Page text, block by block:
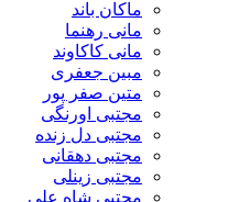
ماکان باند
مانی رهنما
مانی کاکاوند
مبین جعفری
متین صفر پور
مجتبی اورنگی
مجتبی دل زنده
مجتبی دهقانی
مجتبی زینلی
مجتبی شاه علی